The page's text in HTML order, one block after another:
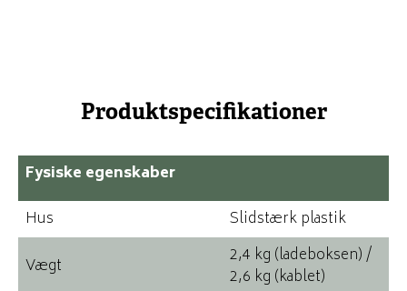
Produktspecifikationer
Fysiske egenskaber
Hus
Slidstærk plastik
Vægt
2,4 kg (ladeboksen) /
2,6 kg (kablet)